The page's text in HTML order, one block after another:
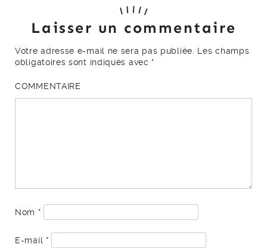
Laisser un commentaire
Votre adresse e-mail ne sera pas publiée.
Les champs
obligatoires sont indiqués avec *
COMMENTAIRE
Nom *
E-mail *